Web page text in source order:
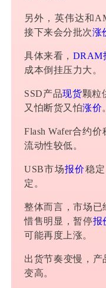
另外，英伟达和
接下来会分批次涨
具体来看， DRAM
成本倒挂压力大。
SSD产品现货颗粒
又怕断货又怕涨价
Flash Wafer合约
流动性较低。
USB市场报价稳
定。
整体而言，市场已
惜售明显，暂停报
可能再度上涨。
出货节奏变慢，产
变高。